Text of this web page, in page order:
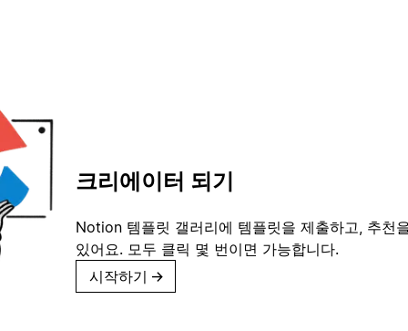
크리에이터 되기
Notion 템플릿 갤러리에 템플릿을 제출하고, 추천
있어요. 모두 클릭 몇 번이면 가능합니다.
시작하기 →